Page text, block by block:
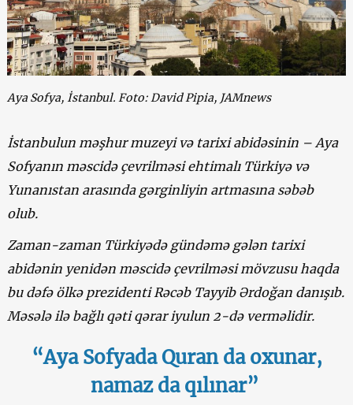
Aya Sofya, İstanbul. Foto: David Pipia, JAMnews
İstanbulun məşhur muzeyi və tarixi abidəsinin – Aya
Sofyanın məscidə çevrilməsi ehtimalı Türkiyə və
Yunanıstan arasında gərginliyin artmasına səbəb
olub.
Zaman-zaman Türkiyədə gündəmə gələn tarixi
abidənin yenidən məscidə çevrilməsi mövzusu haqda
bu dəfə ölkə prezidenti Rəcəb Tayyib Ərdoğan danışıb.
Məsələ ilə bağlı qəti qərar iyulun 2-də verməlidir.
“Aya Sofyada Quran da oxunar,
namaz da qılınar”